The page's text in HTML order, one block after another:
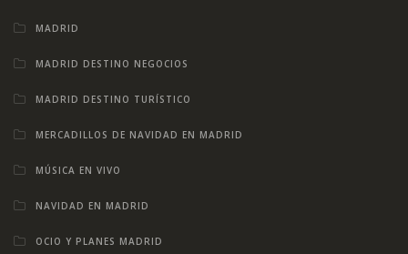
MADRID
MADRID DESTINO NEGOCIOS
MADRID DESTINO TURÍSTICO
MERCADILLOS DE NAVIDAD EN MADRID
MÚSICA EN VIVO
NAVIDAD EN MADRID
OCIO Y PLANES MADRID